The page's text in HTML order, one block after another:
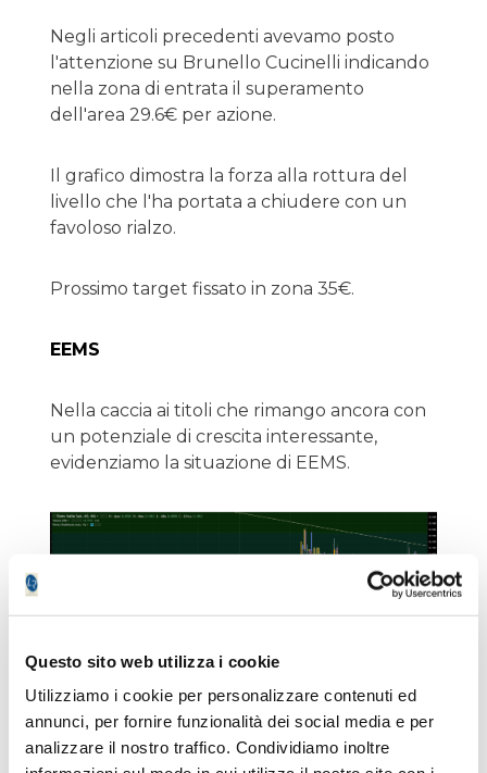
Questo sito web utilizza i cookie
Utilizziamo i cookie per personalizzare contenuti ed
annunci, per fornire funzionalità dei social media e per
analizzare il nostro traffico. Condividiamo inoltre
Negli articoli precedenti avevamo posto
l'attenzione su Brunello Cucinelli indicando
nella zona di entrata il superamento
dell'area 29.6€ per azione.
Il grafico dimostra la forza alla rottura del
livello che l'ha portata a chiudere con un
favoloso rialzo.
Prossimo target fissato in zona 35€.
EEMS
Nella caccia ai titoli che rimango ancora con
un potenziale di crescita interessante,
evidenziamo la situazione di EEMS.
Importantissima la tenuta dei 0.1020€